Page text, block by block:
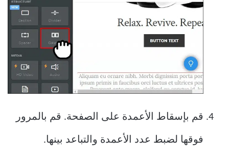
قم بإسقاط الأعمدة على الصفحة. قم بالمرور
فوقها لضبط عدد الأعمدة والتباعد بينها.